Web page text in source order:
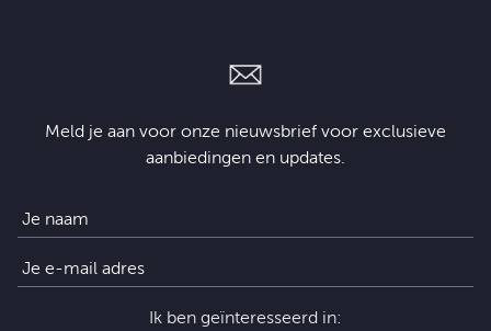
Meld je aan voor onze nieuwsbrief voor exclusieve
aanbiedingen en updates.
Ik ben geïnteresseerd in: